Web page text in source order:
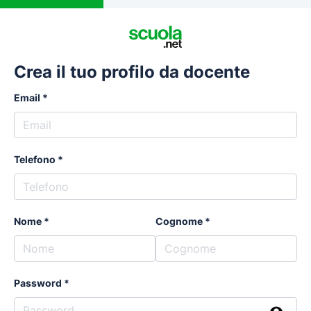
Crea il tuo profilo da docente
Email
Telefono
Nome Cognome
Password